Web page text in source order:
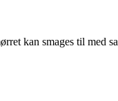
kan smages til med